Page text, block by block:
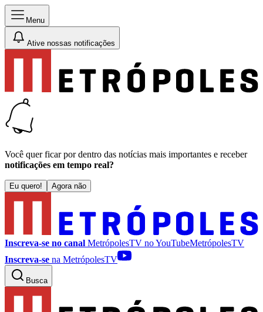
Menu
Ative nossas notificações
Você quer ficar por dentro das notícias mais importantes e receber
notificações em tempo real?
Eu quero! Agora não
Inscreva-se no canal MetrópolesTV noYouTubeMetrópolesTV
Inscreva-se na MetrópolesTV
Busca